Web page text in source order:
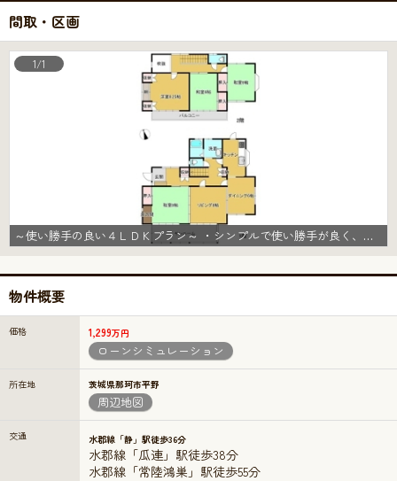
間取・区画
～使い勝手の良い４ＬＤＫプラン～ ・シンプルで使い勝手が良く、人気の高い４ＬＤＫのプランを採用。 ・収納もしっかりございますので、お家の中がスッキリと片付きます。
1/1
物件概要
価格 1,299万円
ローンシミュレーション
所在地 茨城県那珂市平野
周辺地図
交通 水郡線「静」駅徒歩36分
水郡線「瓜連」駅徒歩38分
水郡線「常陸鴻巣」駅徒歩55分